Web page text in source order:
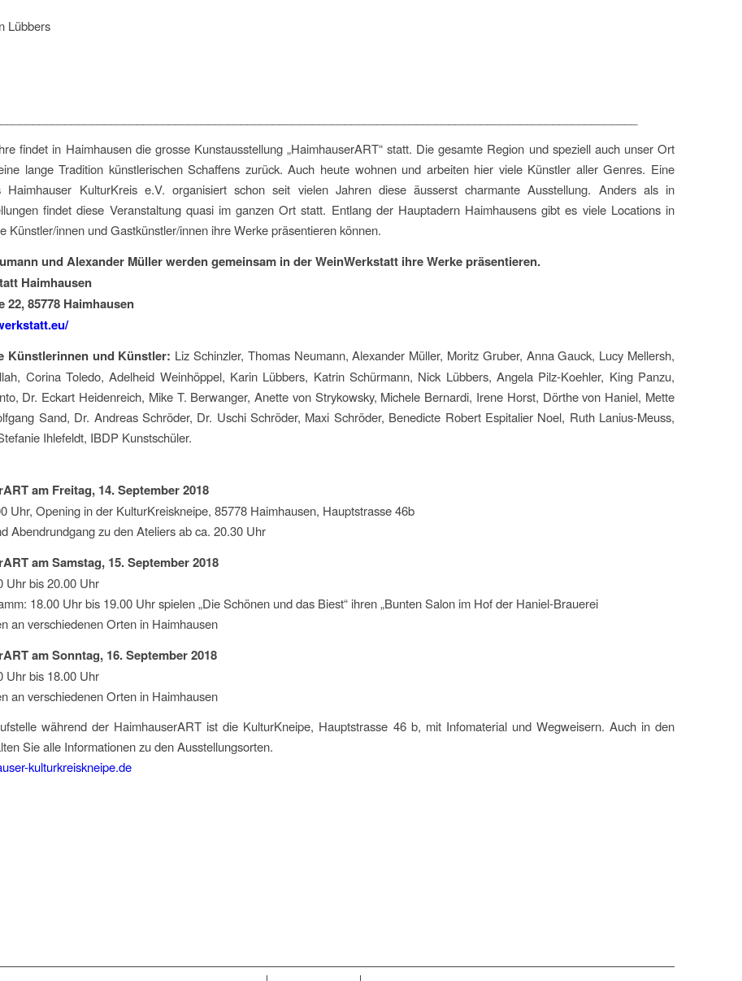
Lübbers
findet in Haimhausen die grosse Kunstausstellung „HaimhauserART“ statt. Die gesamte Region und speziell auch unser Ort
lange Tradition künstlerischen Schaffens zurück. Auch heute wohnen und arbeiten hier viele Künstler aller Genres. Eine
Haimhauser KulturKreis e.V. organisiert schon seit vielen Jahren diese äusserst charmante Ausstellung. Anders als in
findet diese Veranstaltung quasi im ganzen Ort statt. Entlang der Hauptadern Haimhausens gibt es viele Locations in
Künstler/innen und Gastkünstler/innen ihre Werke präsentieren können.
und Alexander Müller werden gemeinsam in der WeinWerkstatt ihre Werke präsentieren.
Haimhausen
22, 85778 Haimhausen
Künstlerinnen und Künstler: Liz Schinzler, Thomas Neumann, Alexander Müller, Moritz Gruber, Anna Gauck, Lucy Mellersh,
Corina Toledo, Adelheid Weinhöppel, Karin Lübbers, Katrin Schürmann, Nick Lübbers, Angela Pilz-Koehler, King Panzu,
Dr. Eckart Heidenreich, Mike T. Berwanger, Anette von Strykowsky, Michele Bernardi, Irene Horst, Dörthe von Haniel, Mette
Sand, Dr. Andreas Schröder, Dr. Uschi Schröder, Maxi Schröder, Benedicte Robert Espitalier Noel, Ruth Lanius-Meuss,
Ihlefeldt, IBDP Kunstschüler.
am Freitag, 14. September 2018
Uhr, Opening in der KulturKreiskneipe, 85778 Haimhausen, Hauptstrasse 46b
Abendrundgang zu den Ateliers ab ca. 20.30 Uhr
am Samstag, 15. September 2018
Uhr bis 20.00 Uhr
18.00 Uhr bis 19.00 Uhr spielen „Die Schönen und das Biest“ ihren „Bunten Salon im Hof der Haniel-Brauerei
an verschiedenen Orten in Haimhausen
am Sonntag, 16. September 2018
Uhr bis 18.00 Uhr
an verschiedenen Orten in Haimhausen
während der HaimhauserART ist die KulturKneipe, Hauptstrasse 46 b, mit Infomaterial und Wegweisern. Auch in den
Sie alle Informationen zu den Ausstellungsorten.
kulturkreiskneipe.de